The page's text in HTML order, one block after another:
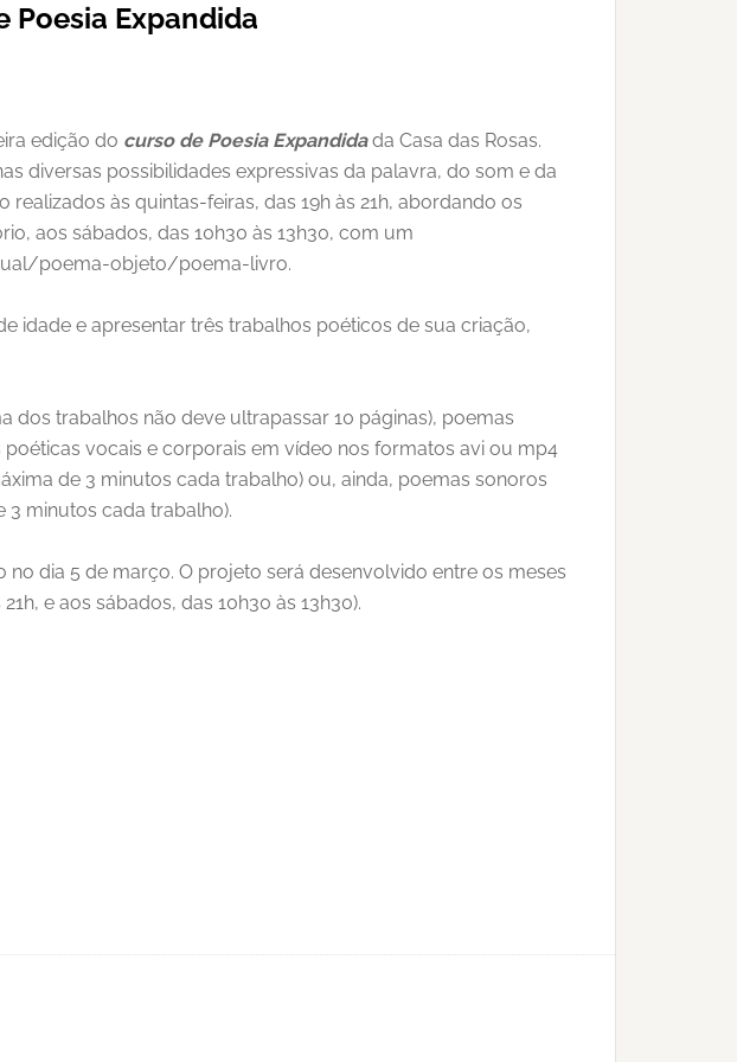
Poesia Expandida
edição do curso de Poesia Expandidada Casa das Rosas.
diversas possibilidades expressivas da palavra, do som e da
às quintas-feiras, das 19h às 21h, abordando os
aos sábados, das 10h30 às 13h30, com um
poema-objeto/poema-livro.
idade e apresentar três trabalhos poéticos de sua criação,
dos trabalhos não deve ultrapassar 10 páginas), poemas
vocais e corporais em vídeo nos formatos avi ou mp4
de 3 minutos cada trabalho) ou, ainda, poemas sonoros
minutos cada trabalho).
dia 5 de março. O projeto será desenvolvido entre os meses
e aos sábados, das 10h30 às 13h30).